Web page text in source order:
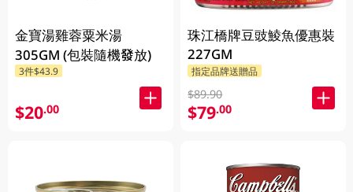
金寶湯雞蓉粟米湯
305GM (包裝隨機發放)
3件$43.9
$20.00
珠江橋牌豆豉鯪魚優惠裝
227GM
指定品牌送贈品
$89.90
$79.00